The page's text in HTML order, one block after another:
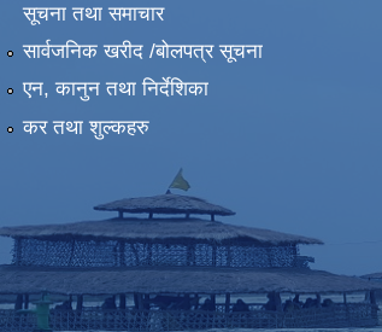
सूचना तथा समाचार
सार्वजनिक खरीद /बोलपत्र सूचना
एन, कानुन तथा निर्देशिका
कर तथा शुल्कहरु